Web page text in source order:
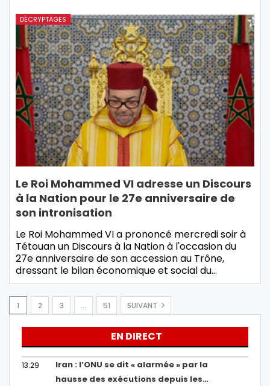
DÉCRYPTAGES
Le Roi Mohammed VI adresse un Discours
à la Nation pour le 27e anniversaire de
son intronisation
Le Roi Mohammed VI a prononcé mercredi soir à
Tétouan un Discours à la Nation à l'occasion du
27e anniversaire de son accession au Trône,
dressant le bilan économique et social du…
1 2 3 … 51 SUIVANT
EN DIRECT
13:29
Iran : l’ONU se dit « alarmée » par la
hausse des exécutions depuis les…